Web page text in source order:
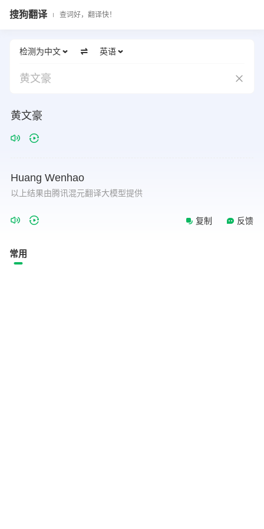
搜狗翻译 查词好，翻译快！
检测为中文 英语
黄文豪
黄文豪
Huang Wenhao
以上结果由腾讯混元翻译大模型提供
复制 反馈
常用